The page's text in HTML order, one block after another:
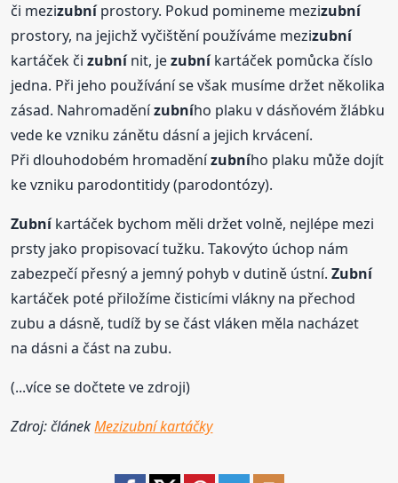
či mezizubníprostory. Pokud pomineme mezizubní
prostory, na jejichž vyčištění používáme mezizubní
kartáček čizubnínit, jezubníkartáček pomůcka číslo
jedna. Při jeho používání se však musíme držet několika
zásad. Nahromaděnízubního plaku v dásňovém žlábku
vede ke vzniku zánětu dásní a jejich krvácení.
Při dlouhodobém hromaděnízubního plaku může dojít
ke vzniku parodontitidy (parodontózy).
Zubníkartáček bychom měli držet volně, nejlépe mezi
prsty jako propisovací tužku. Takovýto úchop nám
zabezpečí přesný a jemný pohyb v dutině ústní.Zubní
kartáček poté přiložíme čisticími vlákny na přechod
zubu a dásně, tudíž by se část vláken měla nacházet
na dásni a část na zubu.
(...více se dočtete ve zdroji)
Zdroj: článekMezizubní kartáčky